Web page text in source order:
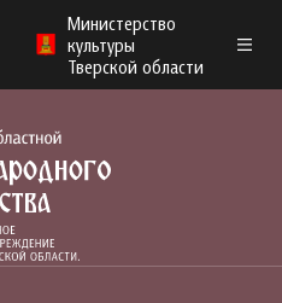
Министерство
культуры
Тверской области